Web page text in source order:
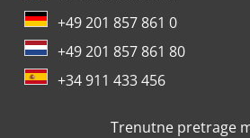
+49 201 857 861 0
+49 201 857 861 80
+34 911 433 456
Trenutne pretrage